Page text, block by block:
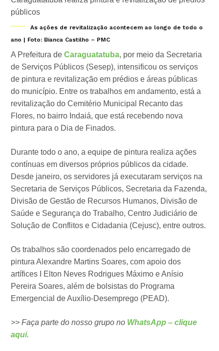
As ações de revitalização acontecem ao longo de todo o
ano | Foto: Bianca Castilho – PMC
A Prefeitura deCaraguatatuba, por meio da Secretaria
de Serviços Públicos (Sesep), intensificou os serviços
de pintura e revitalização em prédios e áreas públicas
do município. Entre os trabalhos em andamento, está a
revitalização do Cemitério Municipal Recanto das
Flores, no bairro Indaiá, que está recebendo nova
pintura para o Dia de Finados.
Durante todo o ano, a equipe de pintura realiza ações
contínuas em diversos próprios públicos da cidade.
Desde janeiro, os servidores já executaram serviços na
Secretaria de Serviços Públicos, Secretaria da Fazenda,
Divisão de Gestão de Recursos Humanos, Divisão de
Saúde e Segurança do Trabalho, Centro Judiciário de
Solução de Conflitos e Cidadania (Cejusc), entre outros.
Os trabalhos são coordenados pelo encarregado de
pintura Alexandre Martins Soares, com apoio dos
artífices I Elton Neves Rodrigues Máximo e Anísio
Pereira Soares, além de bolsistas do Programa
Emergencial de Auxílio-Desemprego (PEAD).
>> Faça parte do nosso grupo no WhatsApp – clique
aqui.